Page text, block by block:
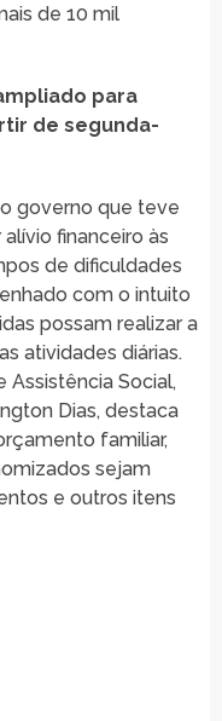
de 10 mil
para
de segunda-
governo que teve
financeiro às
de dificuldades
com o intuito
possam realizar a
atividades diárias.
Social,
Dias, destaca
familiar,
sejam
e outros itens